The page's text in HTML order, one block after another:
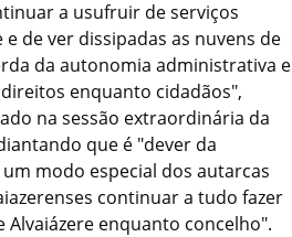
a usufruir de serviços
de ver dissipadas as nuvens de
da autonomia administrativa e
enquanto cidadãos",
na sessão extraordinária da
que é "dever da
modo especial dos autarcas
continuar a tudo fazer
enquanto concelho".